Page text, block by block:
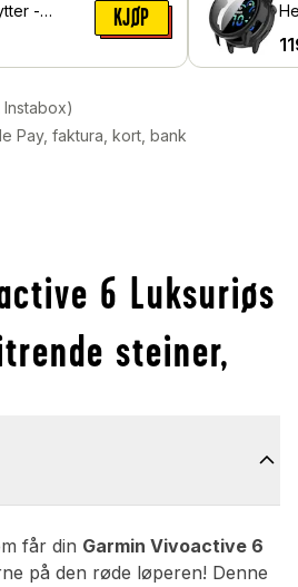
-
KJØP
Pay, faktura, kort, bank
6 Luksuriøs
steiner,
får din Garmin Vivoactive 6
på den røde løperen! Denne